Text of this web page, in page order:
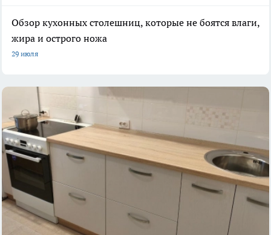
Обзор кухонных столешниц, которые не боятся влаги,
жира и острого ножа
29 июля